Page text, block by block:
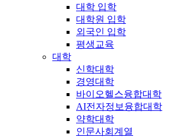
대학 입학
대학원 입학
외국인 입학
평생교육
대학
신학대학
경영대학
바이오헬스융합대학
AI전자정보융합대학
약학대학
인문사회계열